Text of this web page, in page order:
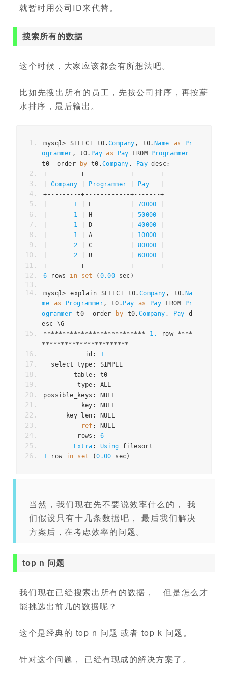
就暂时用公司ID来代替。
搜索所有的数据
这个时候，大家应该都会有所想法吧。
比如先搜出所有的员工，先按公司排序，再按薪
水排序，最后输出。
mysql> SELECT t0 .Company , t0. Name as
Pr
ogrammer , t0. Pay as Pay FROM
Programmer
t0  order
by t0 .Company , Pay desc;
+---------+------------+-------+
Company Programmer Pay
+---------+------------+-------+
1 E 70000
1 H 50000
1 D 40000
1 A 10000
2 C 80000
2 B 60000
+---------+------------+-------+
6 rows in set ( 0.00 sec )
mysql> explain SELECT t0. Company , t0. Na
me
as Programmer, t0 . Pay as Pay FROM
Pr
ogrammer t0  order by t0. Company , Pay d
esc \G
***************************
1. row ****
***********************
           id
:
1
  select_type
:
SIMPLE
        table
:
t0
         type
:
ALL
possible_keys :
NULL
          key
:
NULL
      key_len
:
NULL
ref :
NULL
         rows
:
6
Extra : Using filesort
1 row in set (0.00 sec)
当然，我们现在先不要说效率什么的， 我
们假设只有十几条数据吧， 最后我们解决
方案后，在考虑效率的问题。
top n 问题
我们现在已经搜索出所有的数据， 但是怎么才
能挑选出前几的数据呢？
这个是经典的 top n 问题 或者 top k 问题。
针对这个问题， 已经有现成的解决方案了。